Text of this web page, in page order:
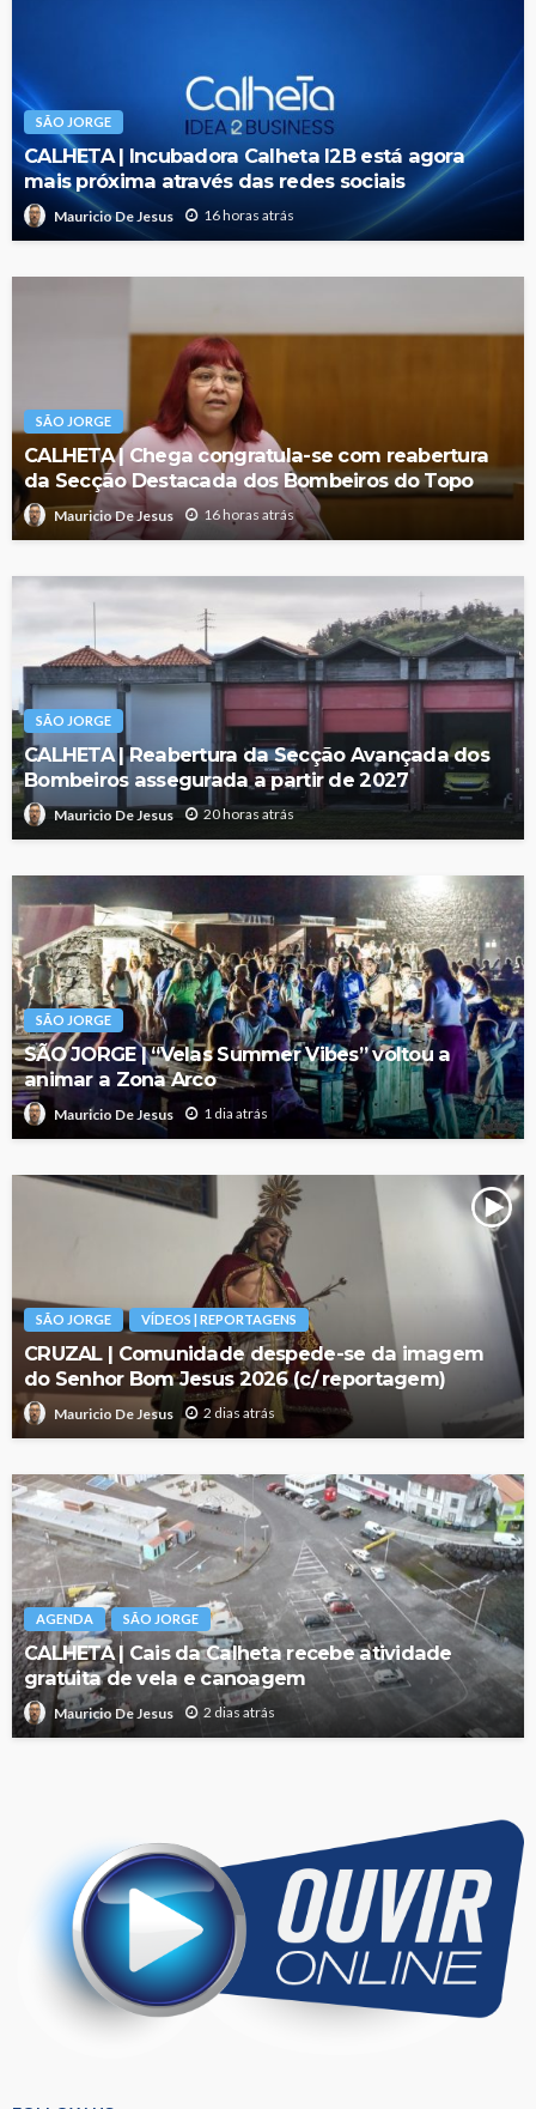
SÃO JORGE
CALHETA | Incubadora Calheta I2B está agora
mais próxima através das redes sociais
Mauricio De Jesus 16 horas atrás
SÃO JORGE
CALHETA | Chega congratula-se com reabertura
da Secção Destacada dos Bombeiros do Topo
Mauricio De Jesus 16 horas atrás
SÃO JORGE
CALHETA | Reabertura da Secção Avançada dos
Bombeiros assegurada a partir de 2027
Mauricio De Jesus 20 horas atrás
SÃO JORGE
SÃO JORGE | “Velas Summer Vibes” voltou a
animar a Zona Arco
Mauricio De Jesus 1 dia atrás
SÃO JORGE VÍDEOS | REPORTAGENS
CRUZAL | Comunidade despede-se da imagem
do Senhor Bom Jesus 2026 (c/ reportagem)
Mauricio De Jesus 2 dias atrás
AGENDA SÃO JORGE
CALHETA | Cais da Calheta recebe atividade
gratuita de vela e canoagem
Mauricio De Jesus 2 dias atrás